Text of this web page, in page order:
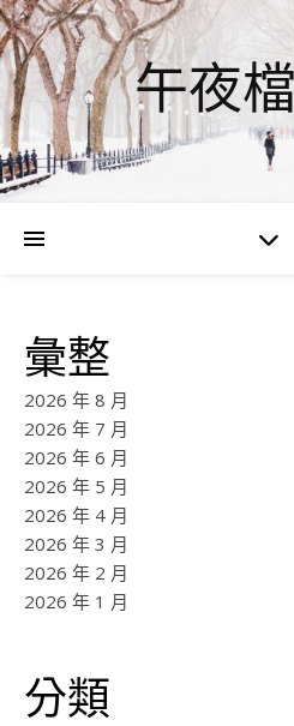
午夜
彙整
2026 年 8 月
2026 年 7 月
2026 年 6 月
2026 年 5 月
2026 年 4 月
2026 年 3 月
2026 年 2 月
2026 年 1 月
分類